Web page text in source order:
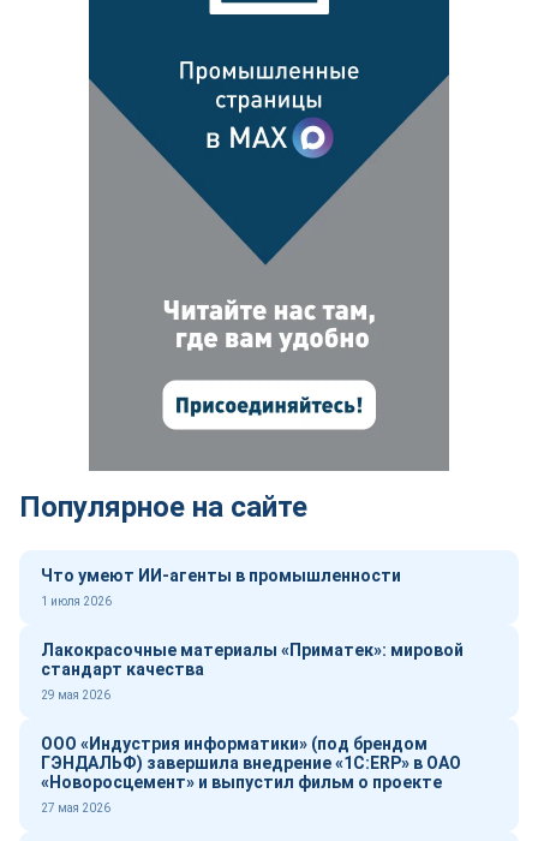
Популярное на сайте
Что умеют ИИ-агенты в промышленности
1 июля 2026
Лакокрасочные материалы «Приматек»: мировой
стандарт качества
29 мая 2026
ООО «Индустрия информатики» (под брендом
ГЭНДАЛЬФ) завершила внедрение «1С:ERP» в ОАО
«Новоросцемент» и выпустил фильм о проекте
27 мая 2026